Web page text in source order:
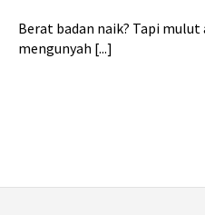
Berat badan naik? Tapi mulut
mengunyah [...]